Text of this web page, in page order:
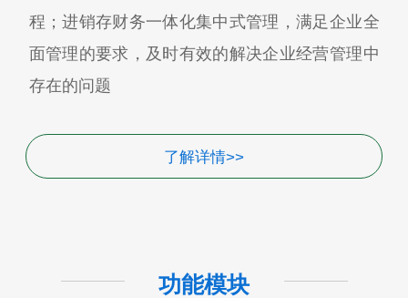
程；进销存财务一体化集中式管理，满足企业全
面管理的要求，及时有效的解决企业经营管理中
存在的问题
了解详情>>
功能模块